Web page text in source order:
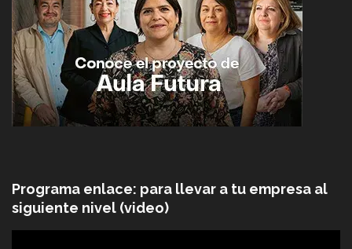
Programa enlace: para llevar a tu empresa al
siguiente nivel (video)